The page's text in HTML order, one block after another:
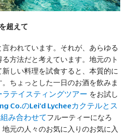
超えて
われています。それが、あらゆる
方法だと考えています。地元のト
しい料理を試食すると、本質的に
ちょっとした一日のお酒を飲みま
ラテイスティングツアー をお試し
Co.のLei'd Lycheeカクテルとス
み合わせてフルーティーになろ
元の人々のお気に入りのお気に入